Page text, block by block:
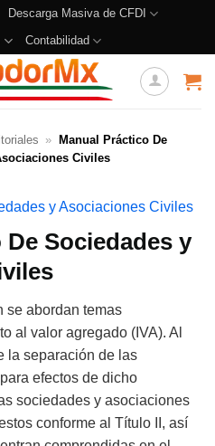
Descarga Masiva de CFDI
Contabilidad
»
Manual Práctico De
Civiles
Sociedades y
se abordan temas
al valor agregado (IVA). Al
la separación de las
efectos de dicho
sociedades y asociaciones
conforme al Título II, así